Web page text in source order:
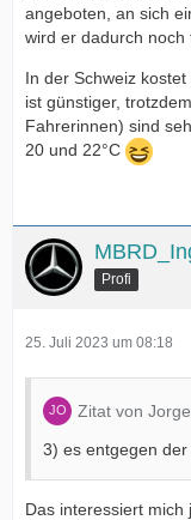
angeboten, an sich
wird er dadurch noch
In der Schweiz
ist günstiger,
Fahrerinnen) sind
20 und 22°C
Profi
25. Juli 2023 um 08:18
Zitat von
3) es entgegen
Das interessiert mich